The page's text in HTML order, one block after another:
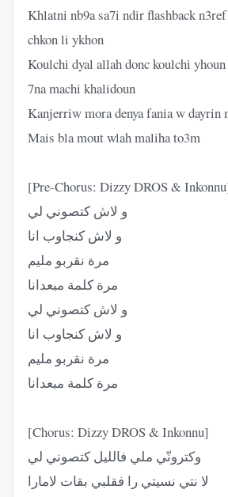
Khlatni nb9a sa7i ndir flashback
chkon li ykhon
Koulchi dyal allah donc koulchi yhoun
7na machi khalidoun
Kanjerriw mora denya fania w dayrin
Mais bla mout wlah maliha to3m
[Pre-Chorus: Dizzy DROS &
و لاش كتصوني لي
و لاش كنجاوب انا
مرة نقربو مليم
مرة كلمة مبعدانا
و لاش كتصوني لي
و لاش كنجاوب انا
مرة نقربو مليم
مرة كلمة مبعدانا
[Chorus: Dizzy DROS & Inkonnu]
وكترونّي ملي فالليل كتصوني لي
لا نتي نسيتي را فقلبي بقات لامارا